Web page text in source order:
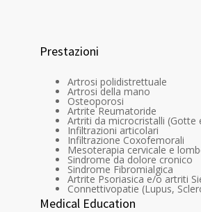
Prestazioni
Artrosi polidistrettuale
Artrosi della mano
Osteoporosi
Artrite Reumatoride
Artriti da microcristalli (Gotte
Infiltrazioni articolari
Infiltrazione Coxofemorali
Mesoterapia cervicale e
Sindrome da dolore cronico
Sindrome Fibromialgica
Artrite Psoriasica e/o artriti
Connettivopatie (Lupus,
Medical Education